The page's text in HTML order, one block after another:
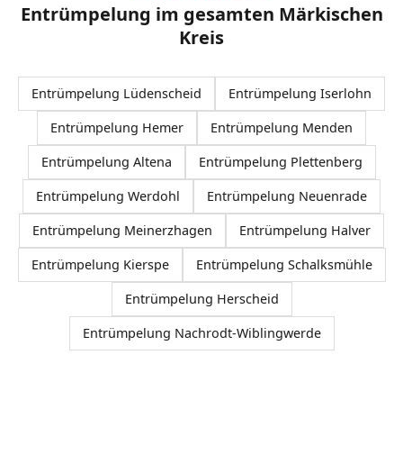
Entrümpelung im gesamten Märkischen
Kreis
Entrümpelung Lüdenscheid
Entrümpelung Iserlohn
Entrümpelung Hemer
Entrümpelung Menden
Entrümpelung Altena
Entrümpelung Plettenberg
Entrümpelung Werdohl
Entrümpelung Neuenrade
Entrümpelung Meinerzhagen
Entrümpelung Halver
Entrümpelung Kierspe
Entrümpelung Schalksmühle
Entrümpelung Herscheid
Entrümpelung Nachrodt-Wiblingwerde